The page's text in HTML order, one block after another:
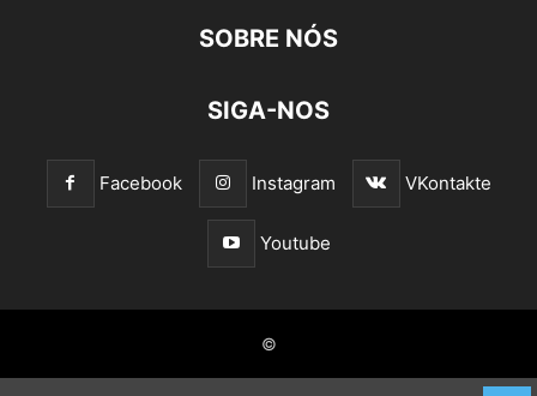
SOBRE NÓS
SIGA-NOS
Facebook Instagram VKontakte
Youtube
©